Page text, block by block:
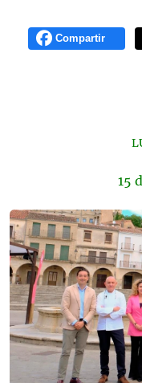
Compartir
15